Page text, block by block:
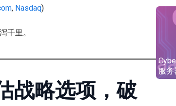
, Nasdaq)
千里。
战略选项，破
服务